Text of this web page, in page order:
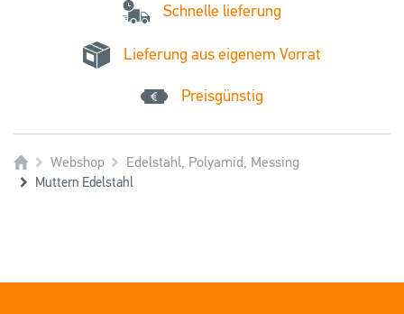
Schnelle lieferung
Lieferung aus eigenem Vorrat
Preisgünstig
Webshop Edelstahl, Polyamid, Messing
Muttern Edelstahl